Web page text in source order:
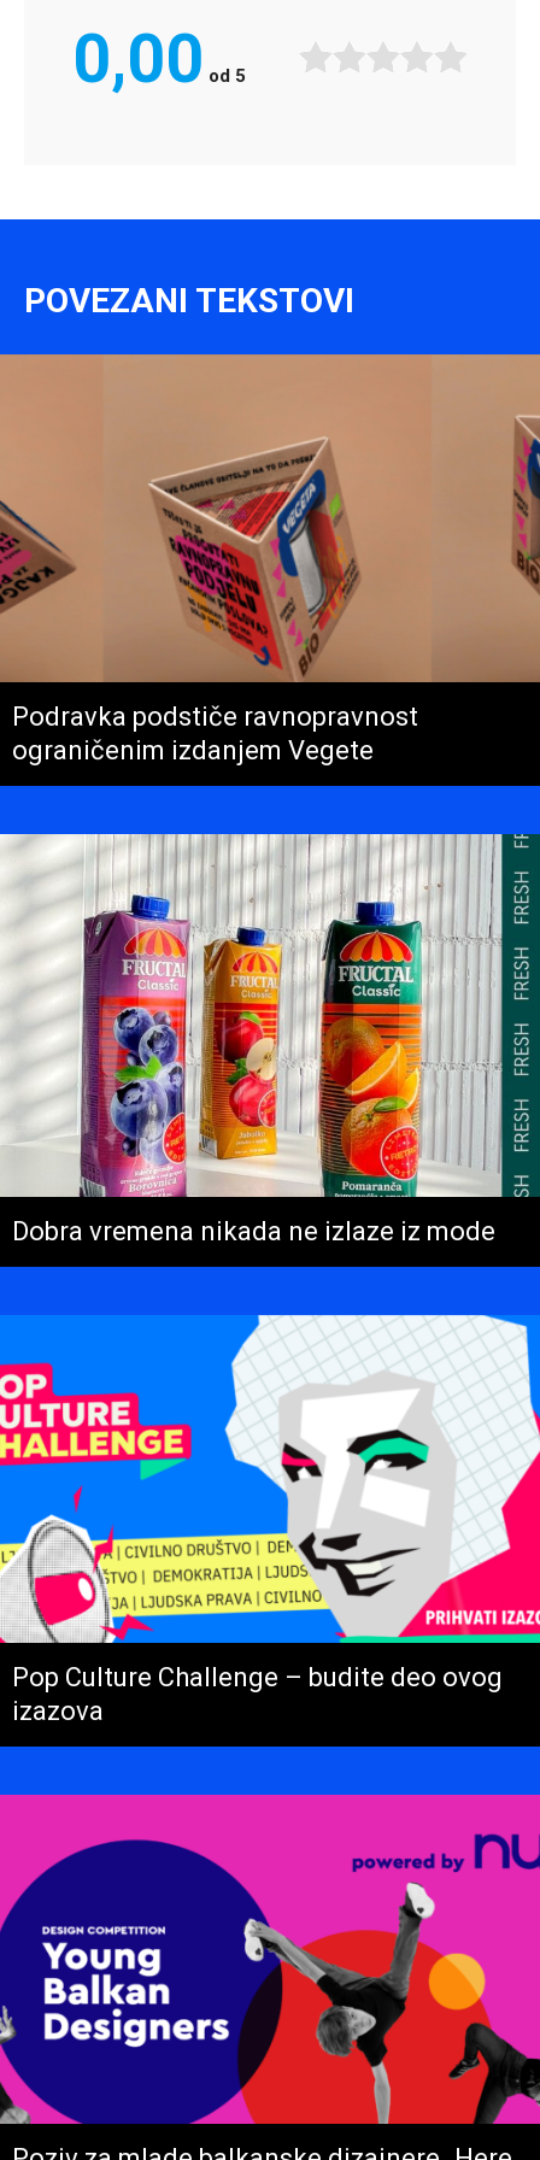
0,00 od 5
POVEZANI TEKSTOVI
Podravka podstiče ravnopravnost
ograničenim izdanjem Vegete
Dobra vremena nikada ne izlaze iz mode
Pop Culture Challenge – budite deo ovog
izazova